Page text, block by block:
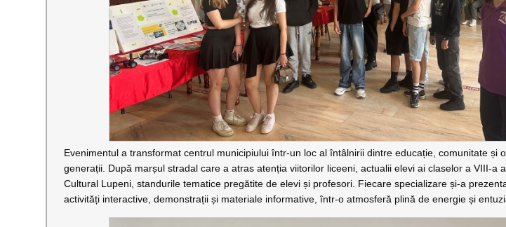
Evenimentul a transformat centrul municipiului într-un loc al întâlnirii dintre educație, comunitate și
generații. După marșul stradal care a atras atenția viitorilor liceeni, actualii elevi ai claselor a VIII-a
Cultural Lupeni, standurile tematice pregătite de elevi și profesori. Fiecare specializare și-a
activități interactive, demonstrații și materiale informative, într-o atmosferă plină de energie și